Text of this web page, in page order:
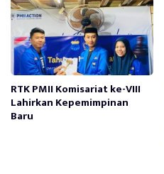
RTK PMII Komisariat ke-VIII
Lahirkan Kepemimpinan
Baru